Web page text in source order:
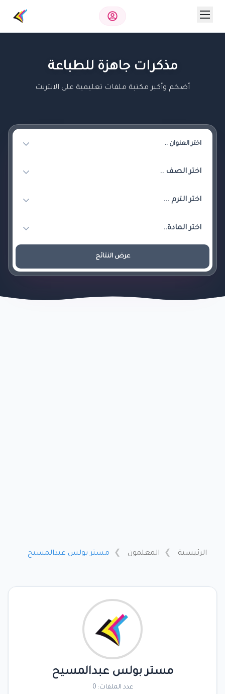
مذكرات جاهزة للطباعة
أضخم وأكبر مكتبة ملفات تعليمية على الانترنت
عرض النتائج
الرئيسية المعلمون مستر بولس عبدالمسيح
مستر بولس عبدالمسيح
عدد الملفات: 0